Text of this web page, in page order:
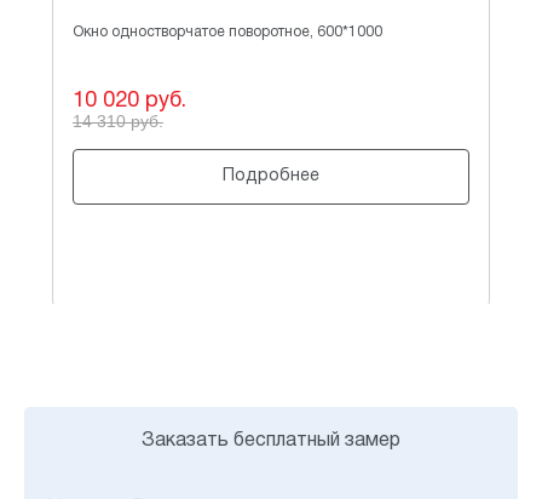
Окно одностворчатое поворотное, 600*1000
10 020 руб.
14 310 руб.
Подробнее
Заказать бесплатный замер